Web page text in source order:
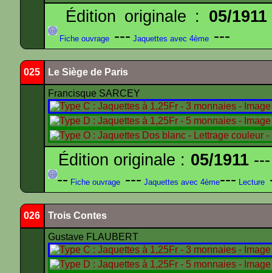
Édition originale : 05/1911
Fiche ouvrage --- Jaquettes avec 4ème ---
025 Le Siège de Paris
Francisque SARCEY
Édition originale : 05/1911---
-- Fiche ouvrage --- Jaquettes avec 4ème--- Lecture
026 Trois Contes
Gustave FLAUBERT